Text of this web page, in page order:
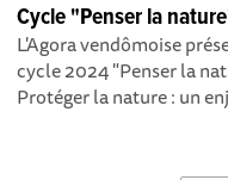
Cycle "Penser la
L'Agora vendômoise
cycle 2024 "Penser la
Protéger la nature : un